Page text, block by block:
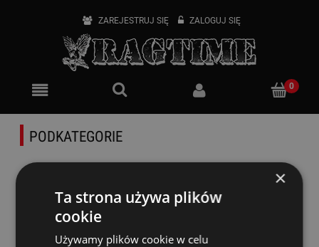
ZAREJESTRUJ SIĘ ZALOGUJ SIĘ
PODKATEGORIE
WYPOSAŻENIE ORKIESTR
Bergerault B2113 Krzesło orkiestrowe
×
Ta strona używa plików
cookie
Używamy plików cookie w celu